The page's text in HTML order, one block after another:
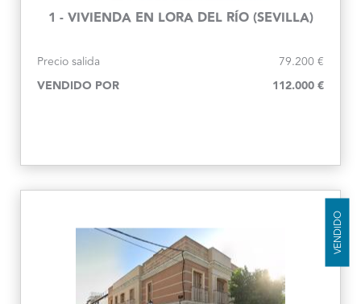
1 - VIVIENDA EN LORA DEL RÍO (SEVILLA)
Precio salida 79.200 €
VENDIDO POR 112.000 €
VENDIDO